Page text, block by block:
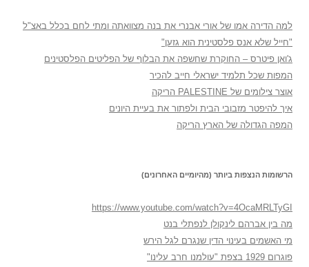
למה הדירה אמו של אורי אבנרי את בנה מצוואתה ומתי לחם בכלל באצ"ל
"חייל שלא אנס פלסטינית הוא גזען"
ג'ואן פיטרס – החוקרת שחשפה את הבלוף של הפליטים הפלסטינים
המפות שכל תלמיד ישראלי חייב להכיר
אוצר צילומים של PALESTINE הריקה
איך להיפטר מזבובי הבית ולפתור את בעיית היונים
המפה הגדולה של הארץ הריקה
הרשומות הנצפות ביותר (מהיומיים האחרונים)
https://www.youtube.com/watch?v=4OcaMRLTyGI
מה בין אברהם לינקולן לנפתלי בנט
מי האשמים בעינוי הדין שנגרם לגל הירש
פוגרום 1929 בצפת "עולמנו חרב עלינו"